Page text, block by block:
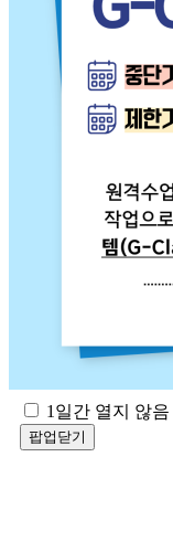
1일간 열지 않음
팝업닫기